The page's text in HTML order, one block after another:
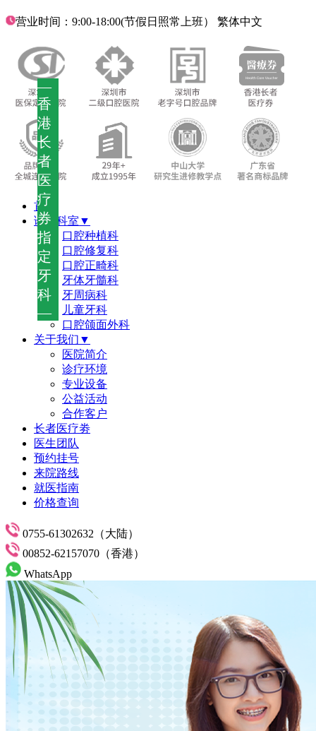
—
香
港
长
者
医
疗
券
指
定
牙
科
—
营业时间：9:00-18:00(节假日照常上班） 繁体中文
首页
诊疗科室▼
口腔种植科
口腔修复科
口腔正畸科
牙体牙髓科
牙周病科
儿童牙科
口腔颌面外科
关于我们▼
医院简介
诊疗环境
专业设备
公益活动
合作客户
长者医疗劵
医生团队
预约挂号
来院路线
就医指南
价格查询
0755-61302632（大陆）
00852-62157070（香港）
WhatsApp